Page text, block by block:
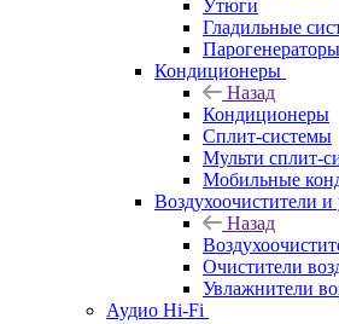
Утюги
Гладильные
Парогенераторы
Кондиционеры
Назад
Кондиционеры
Сплит-системы
Мульти сплит-
Мобильные
Воздухоочистители
Назад
Очистители
Увлажнители
Аудио Hi-Fi